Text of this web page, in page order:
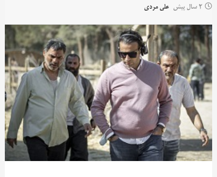
2 سال پیش علی مردی